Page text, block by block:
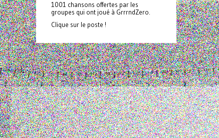
1001 chansons offertes par les
groupes qui ont joué à GrrrndZero.
Clique sur le poste !